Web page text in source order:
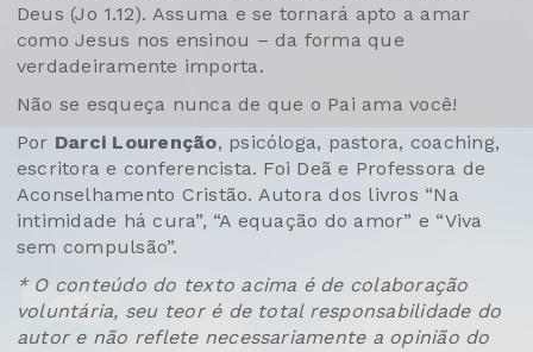
Deus (Jo 1.12). Assuma e se tornará apto a amar
como Jesus nos ensinou – da forma que
verdadeiramente importa.
Não se esqueça nunca de que o Pai ama você!
Por Darci Lourenção, psicóloga, pastora, coaching,
escritora e conferencista. Foi Deã e Professora de
Aconselhamento Cristão. Autora dos livros “Na
intimidade há cura”, “A equação do amor” e “Viva
sem compulsão”.
* O conteúdo do texto acima é de colaboração
voluntária, seu teor é de total responsabilidade do
autor e não reflete necessariamente a opinião do